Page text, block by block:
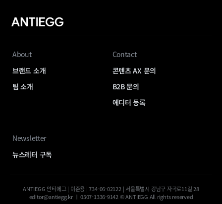
About
브랜드 소개
팀 소개
Contact
콘텐츠 AX 문의
B2B 문의
에디터 등록
Newsletter
뉴스레터 구독
ANTIEGG 안티에그 | 이준용 | 734-06-02122 | 서울특별시 강남구 자곡로11길 28
editor@antiegg.kr ㅣ 0507-1336-9142 © ANTIEGG All rights reserved